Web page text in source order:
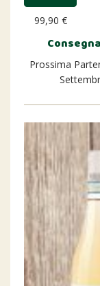
99,90 €
Prossima